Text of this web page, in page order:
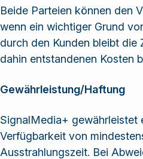
Beide Parteien können den
wenn ein wichtiger Grund
durch den Kunden bleibt die
dahin entstandenen Kosten
Gewährleistung/Haftung
SignalMedia+ gewährleistet
Verfügbarkeit von
Ausstrahlungszeit. Bei